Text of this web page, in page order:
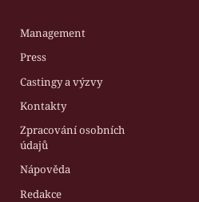
Management
Press
Castingy a výzvy
Kontakty
Zpracování osobních
údajů
Nápověda
Redakce